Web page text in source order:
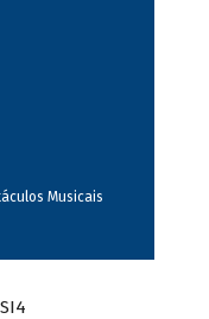
Musicais